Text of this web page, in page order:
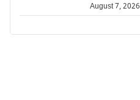
August 7, 2026